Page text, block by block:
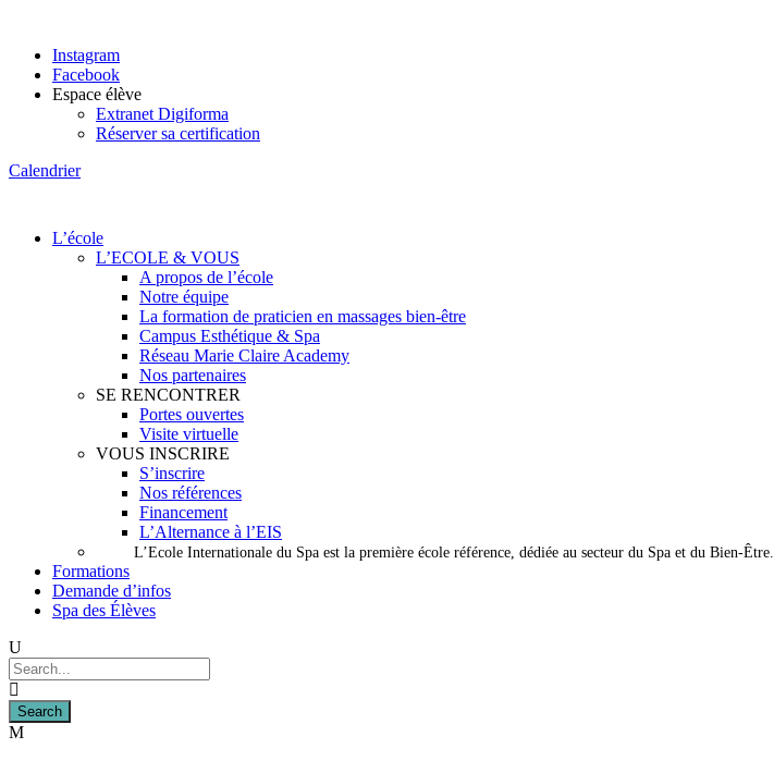
Instagram
Facebook
Espace élève
Extranet Digiforma
Réserver sa certification
Calendrier
L’école
L’ECOLE & VOUS
A propos de l’école
Notre équipe
La formation de praticien en massages bien-être
Campus Esthétique & Spa
Réseau Marie Claire Academy
Nos partenaires
SE RENCONTRER
Portes ouvertes
Visite virtuelle
VOUS INSCRIRE
S’inscrire
Nos références
Financement
L’Alternance à l’EIS
L’Ecole Internationale du Spa est la première école référence, dédiée au secteur du Spa et du Bien-Être.
Formations
Demande d’infos
Spa des Élèves